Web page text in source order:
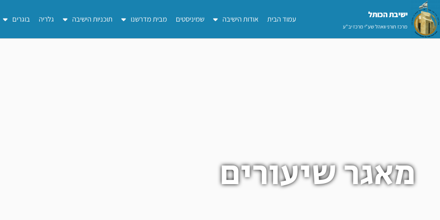
דילוג
לתוכן
ישיבת הכותל​
מרכז תורני וואהל שע"י מרכז יב"ע
עמוד הבית אודות הישיבה שמיניסטים מבית מדרשנו תוכניות הישיבה גלריה בוגרים
מאגר שיעורים